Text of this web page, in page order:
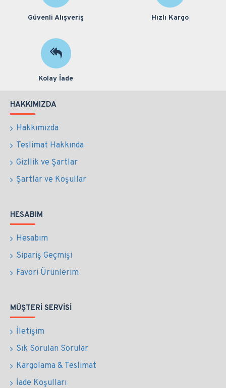
Güvenli Alışveriş Hızlı Kargo
Kolay İade
HAKKIMIZDA
Hakkımızda
Teslimat Hakkında
Gizllik ve Şartlar
Şartlar ve Koşullar
HESABIM
Hesabım
Sipariş Geçmişi
Favori Ürünlerim
MÜŞTERI SERVISI
İletişim
Sık Sorulan Sorular
Kargolama & Teslimat
İade Koşulları